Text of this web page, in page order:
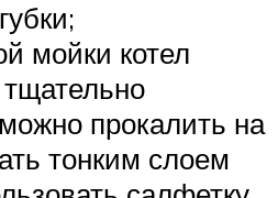
мойки котел
прокалить на
тонким слоем